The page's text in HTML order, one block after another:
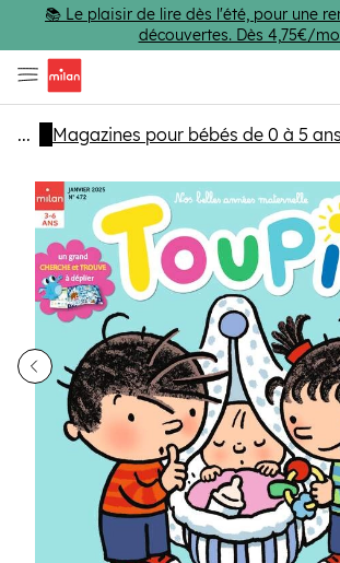
Passer au contenu principal
📚 Le plaisir de lire dès l'été, pour une
découvertes. Dès 4,75€/
...
Magazines pour bébés de 0 à 5 ans